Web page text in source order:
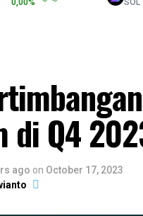
di Q4
ago on October 17, 2023